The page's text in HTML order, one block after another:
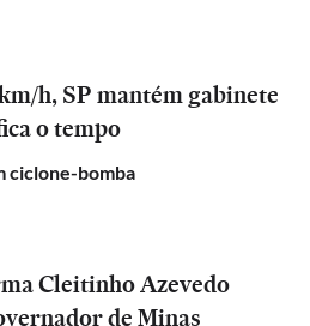
h, SP mantém gabinete
o tempo
ciclone-bomba
Cleitinho Azevedo
de Minas